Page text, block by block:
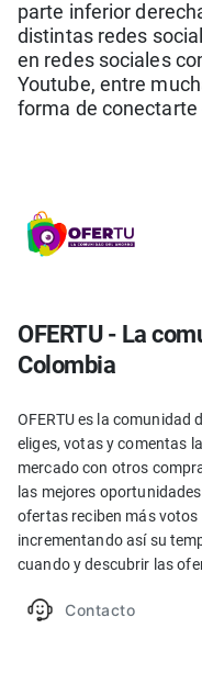
parte inferior
distintas redes
en redes sociales
Youtube, entre
forma de conectarte
OFERTU - La
Colombia
OFERTU es la
eliges, votas y comentas
mercado con otros
las mejores
ofertas reciben más
incrementando así su
cuando y descubrir las
Contacto